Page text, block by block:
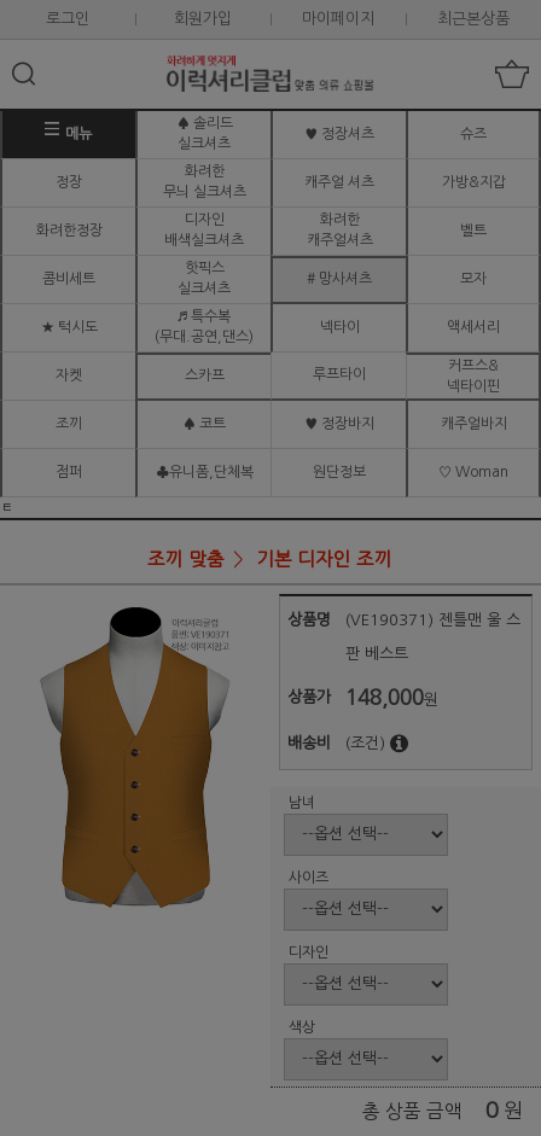
로그인 회원가입 마이페이지 최근본상품
메뉴
♠ 솔리드
실크셔츠
♥ 정장셔츠 슈즈
정장
화려한
무늬 실크셔츠
캐주얼 셔츠 가방&지갑
화려한정장
디자인
배색실크셔츠
화려한
캐주얼셔츠
벨트
콤비세트
핫픽스
실크셔츠
# 망사셔츠 모자
★ 턱시도
♬ 특수복
(무대.공연,댄스)
넥타이 액세서리
자켓 스카프 루프타이
커프스&
넥타이핀
조끼 ♠ 코트 ♥ 정장바지 캐주얼바지
점퍼 ♣유니폼,단체복 원단정보 ♡ Woman
ㅌ
조끼 맞춤 기본 디자인 조끼
상품명 (VE190371) 젠틀맨 울 스
판 베스트
상품가 148,000원
배송비 (조건)
남녀
사이즈
디자인
색상
총 상품 금액 0 원